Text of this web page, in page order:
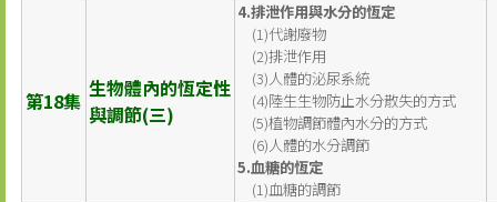
第18集 生物體內的恆定性
與調節(三)
4.排泄作用與水分的恆定
(1)代謝廢物
(2)排泄作用
(3)人體的泌尿系統
(4)陸生生物防止水分散失的方式
(5)植物調節體內水分的方式
(6)人體的水分調節
5.血糖的恆定
(1)血糖的調節